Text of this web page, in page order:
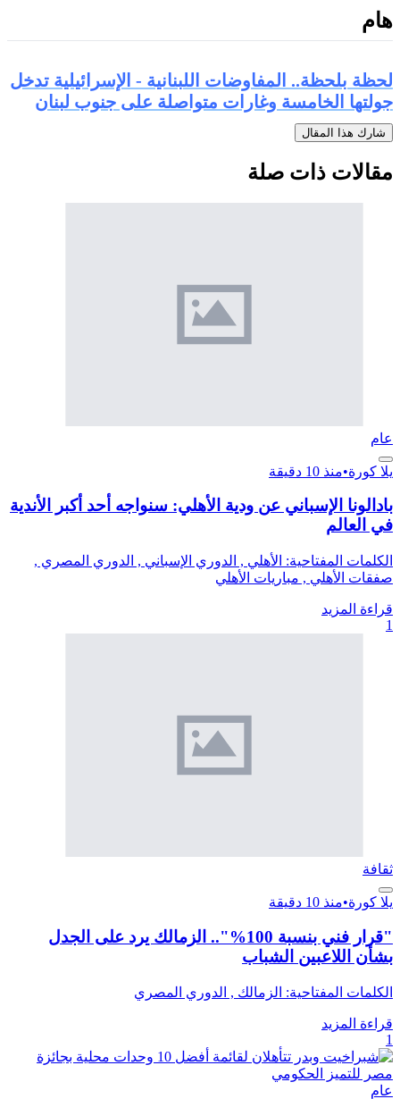
هام
لحظة بلحظة.. المفاوضات اللبنانية - الإسرائيلية تدخل
جولتها الخامسة وغارات متواصلة على جنوب لبنان
شارك هذا المقال
مقالات ذات صلة
عام
يلا كورة•منذ 10 دقيقة
بادالونا الإسباني عن ودية الأهلي: سنواجه أحد أكبر الأندية
في العالم
الكلمات المفتاحية: الأهلي , الدوري الإسباني , الدوري المصري ,
صفقات الأهلي , مباريات الأهلي
قراءة المزيد
1
ثقافة
يلا كورة•منذ 10 دقيقة
"قرار فني بنسبة 100%".. الزمالك يرد على الجدل
بشأن اللاعبين الشباب
الكلمات المفتاحية: الزمالك , الدوري المصري
قراءة المزيد
1
عام